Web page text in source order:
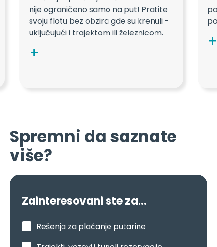
Povrat PDV-a i akciza